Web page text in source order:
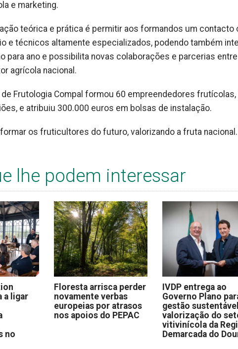
e marketing.
teórica e prática é permitir aos formandos um contacto
e técnicos altamente especializados, podendo também
para ano e possibilita novas colaborações e parcerias entre
agrícola nacional.
Frutologia Compal formou 60 empreendedores frutícolas,
e atribuiu 300.000 euros em bolsas de instalação.
os fruticultores do futuro, valorizando a fruta nacional.
lhe podem interessar
a ligar
no
Floresta arrisca perder
novamente verbas
europeias por atrasos
nos apoios do PEPAC
IVDP entrega ao
Governo Plano
gestão
valorização do
vitivinícola da
Demarcada do